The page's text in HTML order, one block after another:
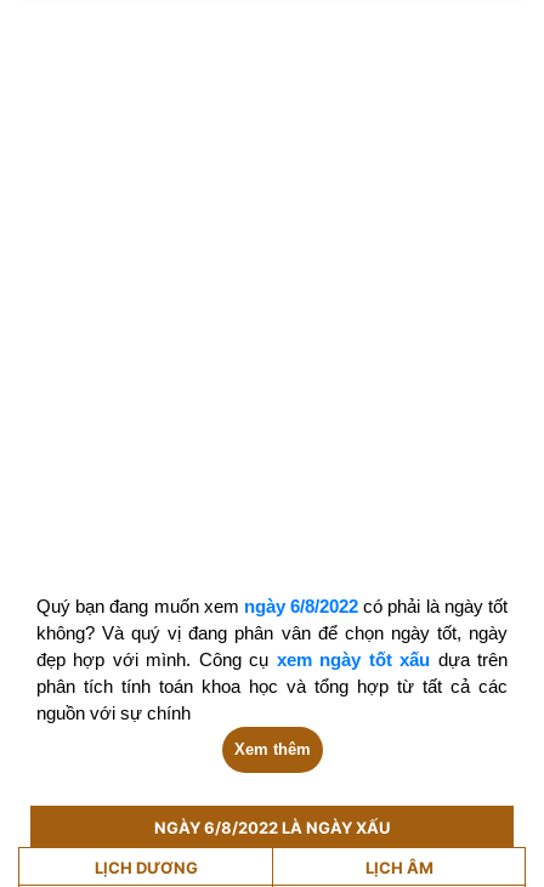
Quý bạn đang muốn xem ngày 6/8/2022 có phải là ngày tốt
không? Và quý vị đang phân vân để chọn ngày tốt, ngày
đẹp hợp với mình. Công cụ xem ngày tốt xấu dựa trên
phân tích tính toán khoa học và tổng hợp từ tất cả các
nguồn với sự chính
Xem thêm
NGÀY 6/8/2022 LÀ NGÀY XẤU
LỊCH DƯƠNG LỊCH ÂM